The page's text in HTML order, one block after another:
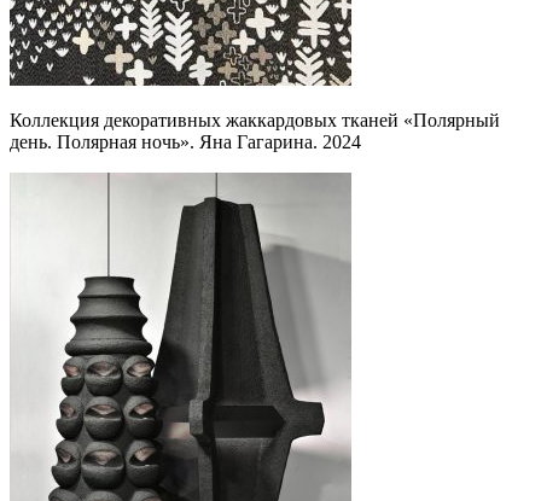
Коллекция декоративных жаккардовых тканей «Полярный
день. Полярная ночь». Яна Гагарина. 2024